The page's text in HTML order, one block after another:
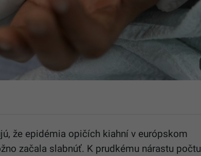
že epidémia opičích kiahní v európskom
začala slabnúť. K prudkému nárastu počtu